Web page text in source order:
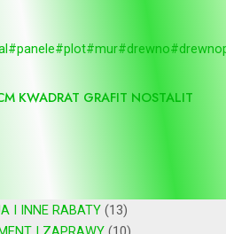
KWADRAT GRAFIT NOSTALIT
I INNE RABATY 13